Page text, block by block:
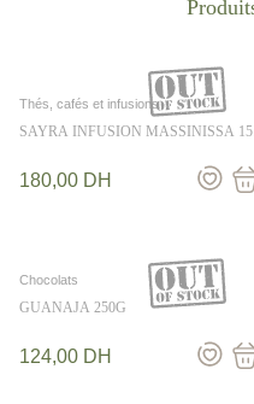
Thés, cafés et infusions
SAYRA INFUSION MASSINISSA 15
180,00 DH
Chocolats
GUANAJA 250G
124,00 DH